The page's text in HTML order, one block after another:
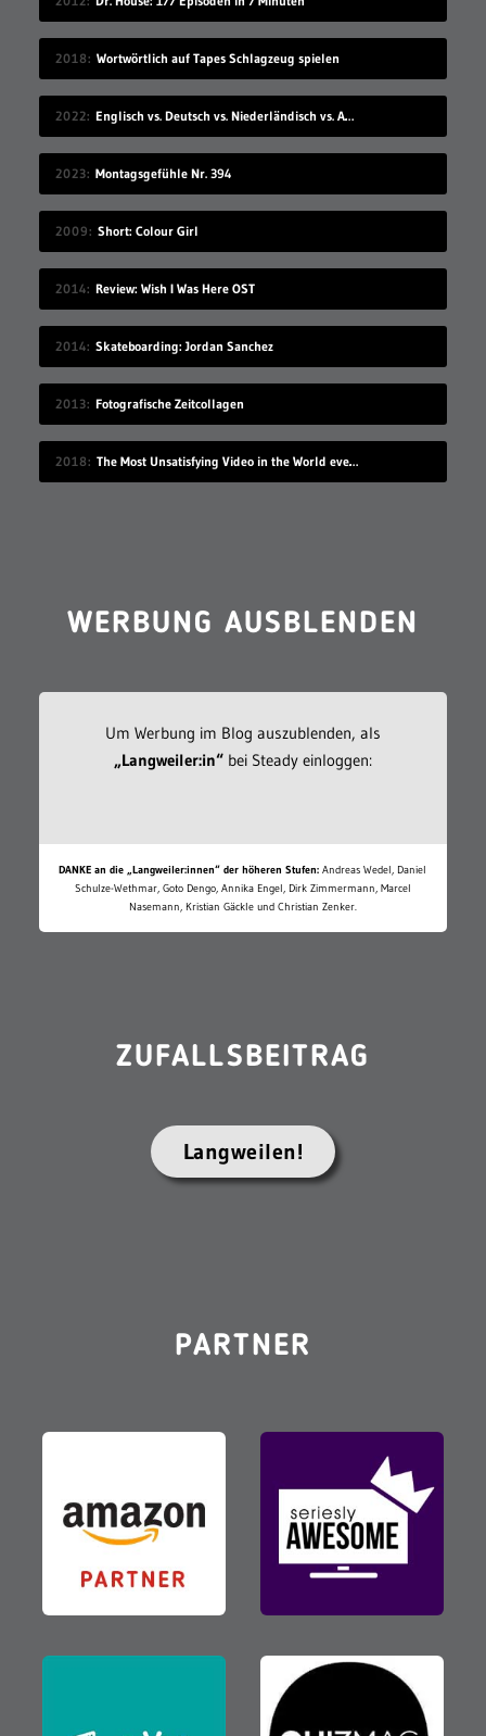
2018 Wortwörtlich auf Tapes Schlagzeug spielen
2022 Englisch vs. Deutsch vs. Niederländisch vs. Afrikaans
2023 Montagsgefühle Nr. 394
2009 Short: Colour Girl
2014 Review: Wish I Was Here OST
2014 Skateboarding: Jordan Sanchez
2013 Fotografische Zeitcollagen
2018 The Most Unsatisfying Video in the World ever made – part 2
WERBUNG AUSBLENDEN
Um Werbung im Blog auszublenden, als
„Langweiler:in“bei Steady einloggen:
DANKE an die „Langweiler:innen“ der höheren Stufen: Andreas Wedel, Daniel
Schulze-Wethmar, Goto Dengo, Annika Engel, Dirk Zimmermann, Marcel
Nasemann, Kristian Gäckle und Christian Zenker.
ZUFALLSBEITRAG
Langweilen!
PARTNER